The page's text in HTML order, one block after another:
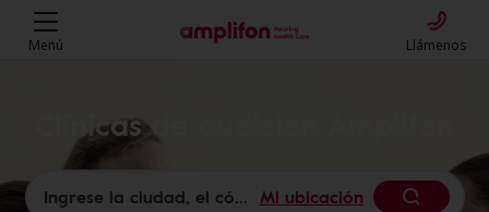
Menú Llámenos
Clínicas de audición Amplifon
Mi ubicación